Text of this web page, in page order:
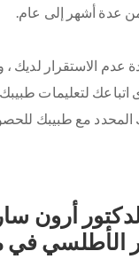
عدة أشهر إلى عام.
عدم الاستقرار لديك
لتعليمات
مع طبيبك
أرون
الأطلسي في